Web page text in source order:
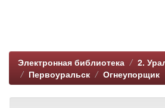
Электронная библиотека
2.
Первоуральск
Огнеупорщик